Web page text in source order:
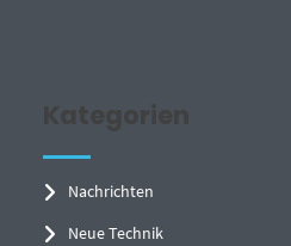
Kategorien
Nachrichten
Neue Technik